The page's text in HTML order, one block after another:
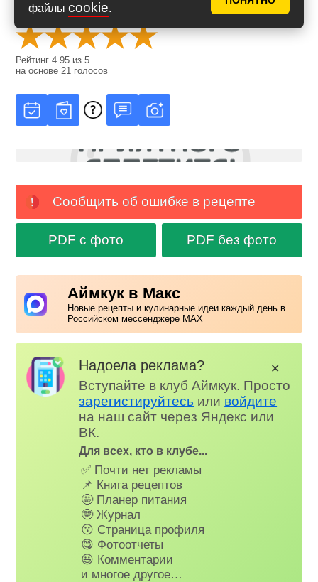
файлы cookie.
Оценить рецепт
Рейтинг4.95 из5
на основе 21 голосов
Сообщить об ошибке в рецепте
PDF с фото PDF без фото
Аймкук в Макс
Новые рецепты и кулинарные идеи каждый день в
Российском мессенджере MAX
Надоела реклама?
Вступайте в клуб Аймкук. Просто
зарегистируйтесь или войдите
на наш сайт через Яндекс или
ВК.
Для всех, кто в клубе...
✅ Почти нет рекламы
📌 Книга рецептов
🤩 Планер питания
🤓 Журнал
😗 Страница профиля
😋 Фотоотчеты
😃 Комментарии
и многое другое…
✕